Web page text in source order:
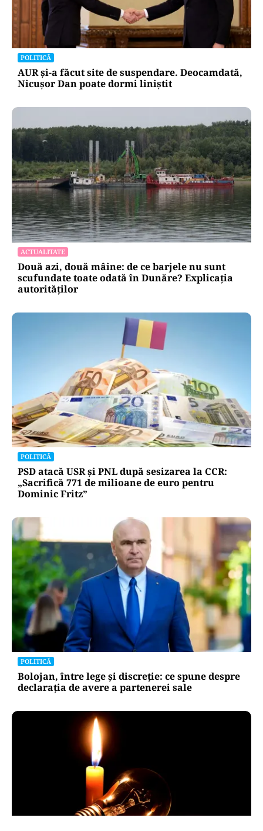
POLITICĂ
AUR și-a făcut site de suspendare. Deocamdată,
Nicușor Dan poate dormi liniștit
ACTUALITATE
Două azi, două mâine: de ce barjele nu sunt
scufundate toate odată în Dunăre? Explicația
autorităților
POLITICĂ
PSD atacă USR și PNL după sesizarea la CCR:
„Sacrifică 771 de milioane de euro pentru
Dominic Fritz”
POLITICĂ
Bolojan, între lege și discreție: ce spune despre
declarația de avere a partenerei sale